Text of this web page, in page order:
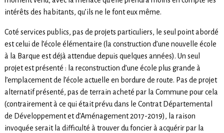
intérêts des habitants, qu’ils ne le font eux même.
Coté services publics, pas de projets particuliers, le seul point abordé
est celui de l’école élémentaire (la construction d’une nouvelle école
à la Barque est déjà attendue depuis quelques années). Un seul
projet est présenté : la reconstruction d’une école plus grande à
l’emplacement de l’école actuelle en bordure de route. Pas de projet
alternatif présenté, pas de terrain acheté par la Commune pour cela
(contrairement à ce qui était prévu dans le Contrat Départemental
de Développement et d’Aménagement 2017-2019), la raison
invoquée serait la difficulté à trouver du foncier à acquérir par la